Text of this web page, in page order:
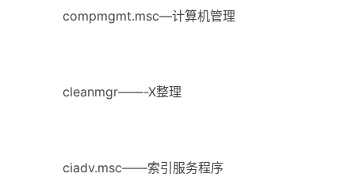
compmgmt.msc—计算机管理
cleanmgr——-X整理
ciadv.msc——索引服务程序